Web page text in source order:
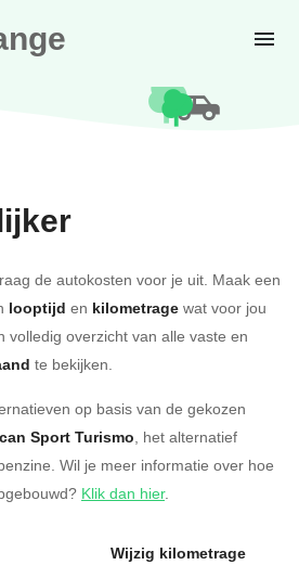
de autokosten voor je uit. Maak een
looptijd en kilometrage wat voor jou
volledig overzicht van alle vaste en
te bekijken.
op basis van de gekozen
Sport Turismo, het alternatief
Wil je meer informatie over hoe
Klik dan hier.
Wijzig kilometrage